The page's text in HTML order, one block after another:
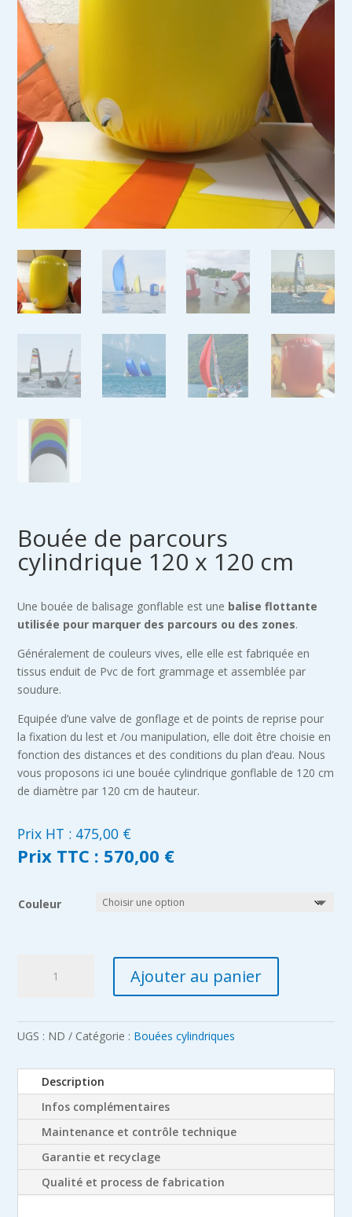
Bouée de parcours
cylindrique 120 x 120 cm
Une bouée de balisage gonflable est une balise flottante
utilisée pour marquer des parcours ou des zones.
Généralement de couleurs vives, elle elle est fabriquée en
tissus enduit de Pvc de fort grammage et assemblée par
soudure.
Equipée d’une valve de gonflage et de points de reprise pour
la fixation du lest et /ou manipulation, elle doit être choisie en
fonction des distances et des conditions du plan d’eau. Nous
vous proposons ici une bouée cylindrique gonflable de 120 cm
de diamètre par 120 cm de hauteur.
Prix HT : 475,00 €
Prix TTC : 570,00 €
Couleur
parcours
120
Ajouter au panier
UGS : ND Catégorie : Bouées cylindriques
Description
Infos complémentaires
Maintenance et contrôle technique
Garantie et recyclage
Qualité et process de fabrication